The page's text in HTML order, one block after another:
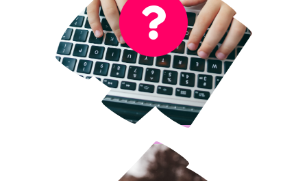
¡Muy bien!
Es el sonido del teclado